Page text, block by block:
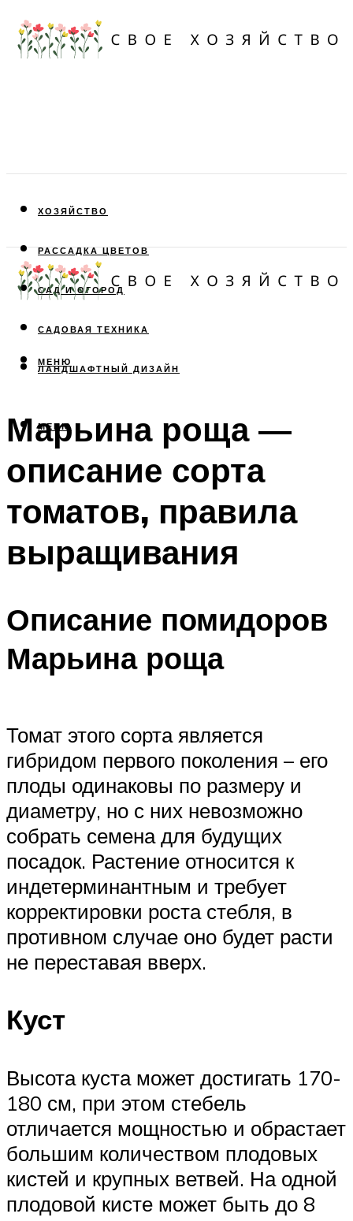
ХОЗЯЙСТВО
РАССАДКА ЦВЕТОВ
САД И ОГОРОД
САДОВАЯ ТЕХНИКА
ЛАНДШАФТНЫЙ ДИЗАЙН
МЕНЮ
МЕНЮ
Марьина роща —
описание сорта
томатов, правила
выращивания
Описание помидоров
Марьина роща
Томат этого сорта является
гибридом первого поколения – его
плоды одинаковы по размеру и
диаметру, но с них невозможно
собрать семена для будущих
посадок. Растение относится к
индетерминантным и требует
корректировки роста стебля, в
противном случае оно будет расти
не переставая вверх.
Куст
Высота куста может достигать 170-
180 см, при этом стебель
отличается мощностью и обрастает
большим количеством плодовых
кистей и крупных ветвей. На одной
плодовой кисте может быть до 8